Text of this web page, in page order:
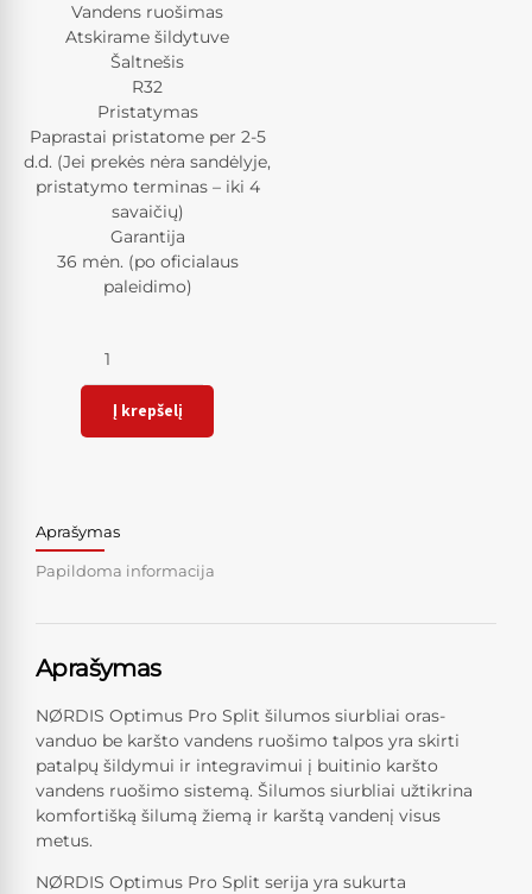
Vandens ruošimas
Atskirame šildytuve
Šaltnešis
R32
Pristatymas
Paprastai pristatome per 2-5
d.d. (Jei prekės nėra sandėlyje,
pristatymo terminas – iki 4
savaičių)
Garantija
36 mėn. (po oficialaus
paleidimo)
Į krepšelį
Aprašymas
Papildoma informacija
Aprašymas
NØRDIS Optimus Pro Split šilumos siurbliai oras-
vanduo be karšto vandens ruošimo talpos yra skirti
patalpų šildymui ir integravimui į buitinio karšto
vandens ruošimo sistemą. Šilumos siurbliai užtikrina
komfortišką šilumą žiemą ir karštą vandenį visus
metus.
NØRDIS Optimus Pro Split serija yra sukurta